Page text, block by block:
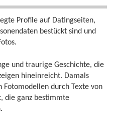
Profile auf Datingseiten,
bestückt sind und
und traurige Geschichte, die
hineinreicht. Damals
Fotomodellen durch Texte von
die ganz bestimmte